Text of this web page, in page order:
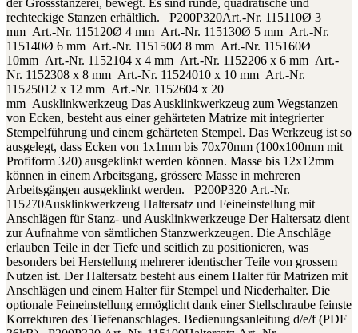
der Grossstanzerei, bewegt. Es sind runde, quadratische und
rechteckige Stanzen erhältlich. P200P320Art.-Nr. 115110Ø 3
mm Art.-Nr. 115120Ø 4 mm Art.-Nr. 115130Ø 5 mm Art.-Nr.
115140Ø 6 mm Art.-Nr. 115150Ø 8 mm Art.-Nr. 115160Ø
10mm Art.-Nr. 1152104 x 4 mm Art.-Nr. 1152206 x 6 mm Art.-
Nr. 1152308 x 8 mm Art.-Nr. 11524010 x 10 mm Art.-Nr.
11525012 x 12 mm Art.-Nr. 1152604 x 20
mm Ausklinkwerkzeug Das Ausklinkwerkzeug zum Wegstanzen
von Ecken, besteht aus einer gehärteten Matrize mit integrierter
Stempelführung und einem gehärteten Stempel. Das Werkzeug ist so
ausgelegt, dass Ecken von 1x1mm bis 70x70mm (100x100mm mit
Profiform 320) ausgeklinkt werden können. Masse bis 12x12mm
können in einem Arbeitsgang, grössere Masse in mehreren
Arbeitsgängen ausgeklinkt werden. P200P320 Art.-Nr.
115270Ausklinkwerkzeug Haltersatz und Feineinstellung mit
Anschlägen für Stanz- und Ausklinkwerkzeuge Der Haltersatz dient
zur Aufnahme von sämtlichen Stanzwerkzeugen. Die Anschläge
erlauben Teile in der Tiefe und seitlich zu positionieren, was
besonders bei Herstellung mehrerer identischer Teile von grossem
Nutzen ist. Der Haltersatz besteht aus einem Halter für Matrizen mit
Anschlägen und einem Halter für Stempel und Niederhalter. Die
optionale Feineinstellung ermöglicht dank einer Stellschraube feinste
Korrekturen des Tiefenanschlages. Bedienungsanleitung d/e/f (PDF